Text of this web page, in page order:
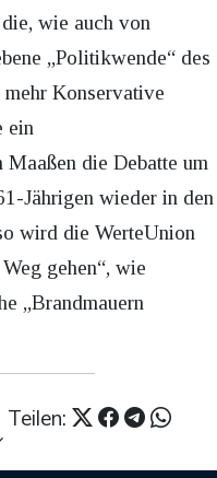
wie auch von
„Politikwende“ des
Konservative
ein
Maaßen die Debatte um
Jährigen wieder in den
wird die WerteUnion
gehen“, wie
„Brandmauern
Teilen: